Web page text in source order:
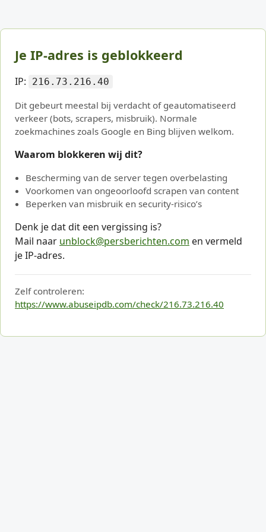
Je IP-adres is geblokkeerd
IP: 216.73.216.40
Dit gebeurt meestal bij verdacht of geautomatiseerd
verkeer (bots, scrapers, misbruik). Normale
zoekmachines zoals Google en Bing blijven welkom.
Waarom blokkeren wij dit?
Bescherming van de server tegen overbelasting
Voorkomen van ongeoorloofd scrapen van content
Beperken van misbruik en security-risico’s
Denk je dat dit een vergissing is?
Mail naar unblock@persberichten.com en vermeld
je IP-adres.
Zelf controleren:
https://www.abuseipdb.com/check/216.73.216.40